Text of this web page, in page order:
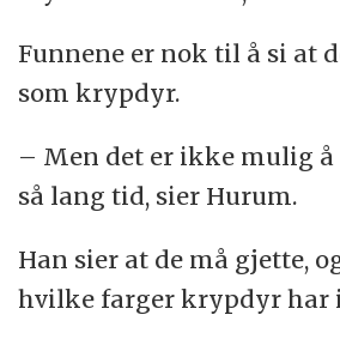
Funnene er nok til å si at
som krypdyr.
– Men det er ikke mulig å
så lang tid, sier Hurum.
Han sier at de må gjette,
hvilke farger krypdyr har